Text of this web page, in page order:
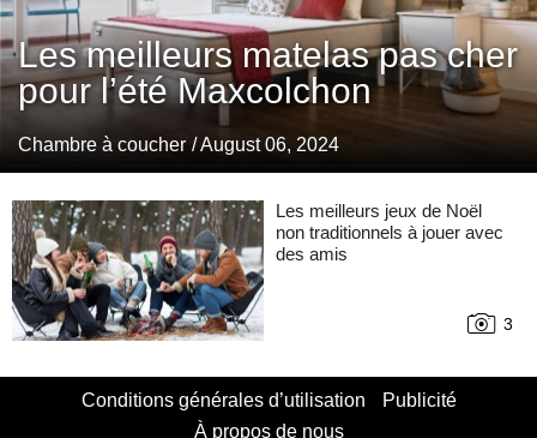
Les meilleurs matelas pas cher
pour l’été Maxcolchon
Chambre à coucher / August 06, 2024
Les meilleurs jeux de Noël
non traditionnels à jouer avec
des amis
3
Conditions générales d’utilisation
Publicité
À propos de nous